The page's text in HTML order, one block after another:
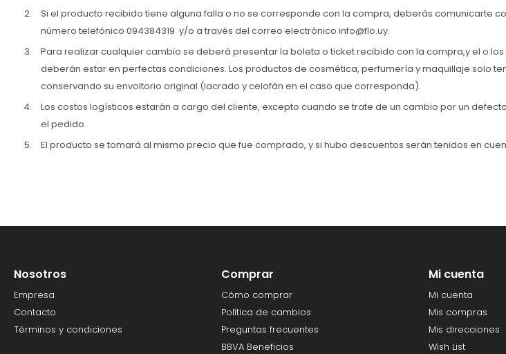
Si el producto recibido tiene alguna falla o no se corresponde con la compra, deberás comunicarte
número telefónico 094384319 y/o a través del correo electrónico info@flo.uy.
Para realizar cualquier cambio se deberá presentar la boleta o ticket recibido con la compra,y el o
deberán estar en perfectas condiciones. Los productos de cosmética, perfumería y maquillaje solo
conservando su envoltorio original (lacrado y celofán en el caso que corresponda).
Los costos logísticos estarán a cargo del cliente, excepto cuando se trate de un cambio por un
el pedido.
El producto se tomará al mismo precio que fue comprado, y si hubo descuentos serán tenidos en
Nosotros
Empresa
Contacto
Términos y condiciones
Comprar
Cómo comprar
Política de cambios
Preguntas frecuentes
BBVA Beneficios
Mi cuenta
Mi cuenta
Mis compras
Mis direcciones
Wish List